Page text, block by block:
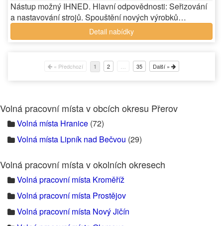
Nástup možný IHNED. Hlavní odpovědnosti: Seřizování
a nastavování strojů. Spouštění nových výrobků…
Detail nabídky
« Předchozí 1 2 35 Další »
Volná pracovní místa v obcích okresu Přerov
Volná místa Hranice (72)
Volná místa Lipník nad Bečvou (29)
Volná pracovní místa v okolních okresech
Volná pracovní místa Kroměříž
Volná pracovní místa Prostějov
Volná pracovní místa Nový Jičín